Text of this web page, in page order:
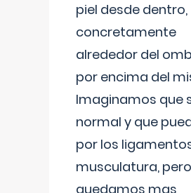
piel desde dentro,
concretamente
alrededor del
por encima del
Imaginamos que
normal y que
por los
musculatura,
quedamos mas